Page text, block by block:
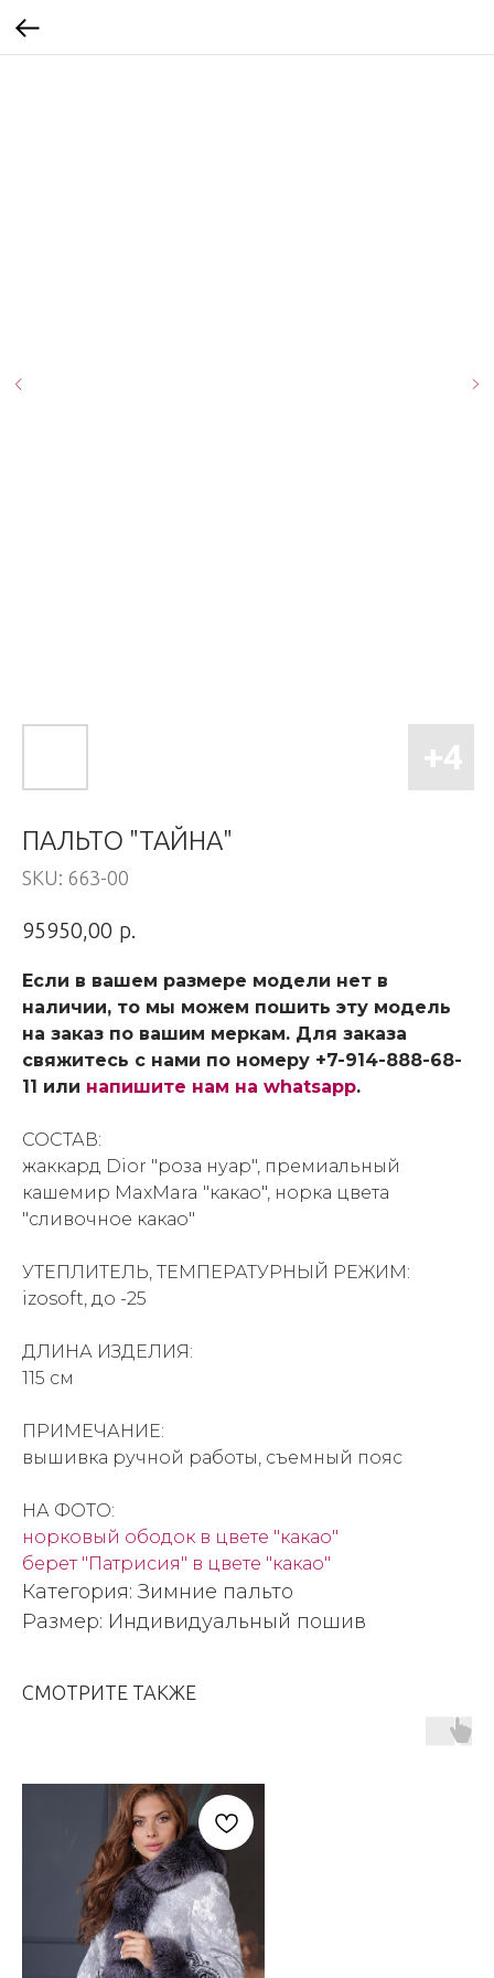
ПАЛЬТО "ТАЙНА"
SKU: 663-00
95950,00 р.
Если в вашем размере модели нет в
наличии, то мы можем пошить эту модель
на заказ по вашим меркам. Для заказа
свяжитесь с нами по номеру +7-914-888-68-
11 или напишите нам на whatsapp.
СОСТАВ:
жаккард Dior "роза нуар", премиальный
кашемир MaxMara "какао", норка цвета
"сливочное какао"
УТЕПЛИТЕЛЬ, ТЕМПЕРАТУРНЫЙ РЕЖИМ:
izosoft, до -25
ДЛИНА ИЗДЕЛИЯ:
115 см
ПРИМЕЧАНИЕ:
вышивка ручной работы, съемный пояс
НА ФОТО:
норковый ободок в цвете "какао"
берет "Патрисия" в цвете "какао"
Категория: Зимние пальто
Размер: Индивидуальный пошив
СМОТРИТЕ ТАКЖЕ